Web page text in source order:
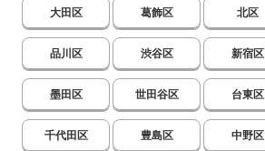
大田区 葛飾区 北区
品川区 渋谷区 新宿区
墨田区 世田谷区 台東区
千代田区 豊島区 中野区